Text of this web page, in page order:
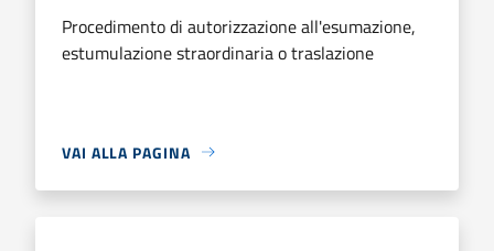
Procedimento di autorizzazione all'esumazione,
estumulazione straordinaria o traslazione
VAI ALLA PAGINA